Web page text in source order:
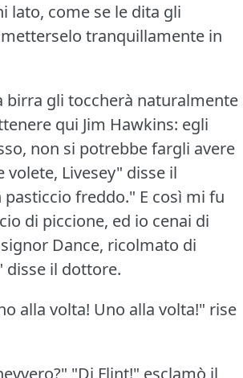
lato, come se le dita gli
tranquillamente in
birra gli toccherà naturalmente
qui Jim Hawkins: egli
non si potrebbe fargli avere
volete, Livesey" disse il
pasticcio freddo." E così mi fu
di piccione, ed io cenai di
Dance, ricolmato di
disse il dottore.
alla volta! Uno alla volta!" rise